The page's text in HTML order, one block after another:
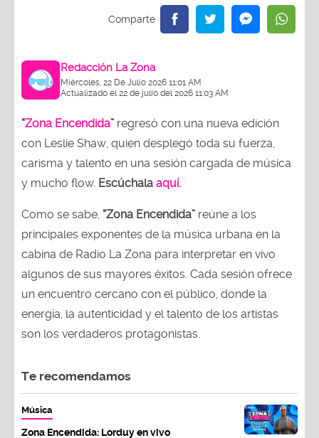
Redacción La Zona
Miércoles, 22 De Julio 2026 11:01 AM
Actualizado el 22 de julio del 2026 11:03 AM
“Zona Encendida” regresó con una nueva edición
con Leslie Shaw, quien desplegó toda su fuerza,
carisma y talento en una sesión cargada de música
y mucho flow. Escúchala aquí.
Como se sabe, “Zona Encendida” reúne a los
principales exponentes de la música urbana en la
cabina de Radio La Zona para interpretar en vivo
algunos de sus mayores éxitos. Cada sesión ofrece
un encuentro cercano con el público, donde la
energía, la autenticidad y el talento de los artistas
son los verdaderos protagonistas.
Te recomendamos
Música
Zona Encendida: Lorduy en vivo